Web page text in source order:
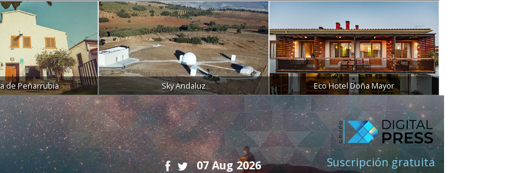
de Peñarrubia Sky Andaluz Eco Hotel Doña Mayor
07 Aug 2026 Suscripción gratuita